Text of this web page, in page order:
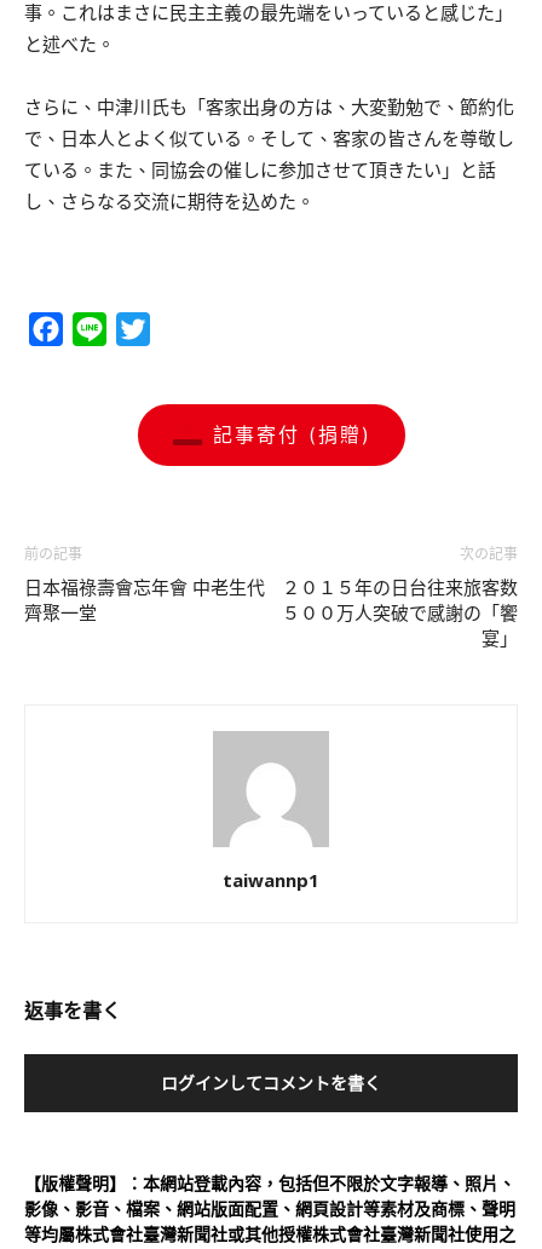
事。これはまさに民主主義の最先端をいっていると感じた」
と述べた。
さらに、中津川氏も「客家出身の方は、大変勤勉で、節約化
で、日本人とよく似ている。そして、客家の皆さんを尊敬し
ている。また、同協会の催しに参加させて頂きたい」と話
し、さらなる交流に期待を込めた。
Facebook
Line
記事寄付 (捐贈)
前の記事
日本福祿壽會忘年會 中老生代
齊聚一堂
次の記事
２０１５年の日台往来旅客数
５００万人突破で感謝の「饗
宴」
taiwannp1
返事を書く
ログインしてコメントを書く
【版權聲明】：本網站登載內容，包括但不限於文字報導、照片、
影像、影音、檔案、網站版面配置、網頁設計等素材及商標、聲明
等均屬株式會社臺灣新聞社或其他授權株式會社臺灣新聞社使用之